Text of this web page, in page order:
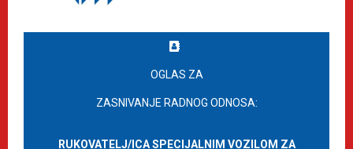
OGLAS ZA
ZASNIVANJE RADNOG ODNOSA:
RUKOVATELJ/ICA SPECIJALNIM VOZILOM ZA